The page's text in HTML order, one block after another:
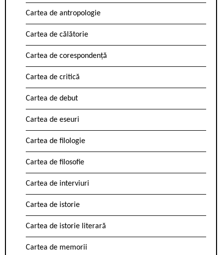
Cartea de antropologie
Cartea de călătorie
Cartea de corespondență
Cartea de critică
Cartea de debut
Cartea de eseuri
Cartea de filologie
Cartea de filosofie
Cartea de interviuri
Cartea de istorie
Cartea de istorie literară
Cartea de memorii